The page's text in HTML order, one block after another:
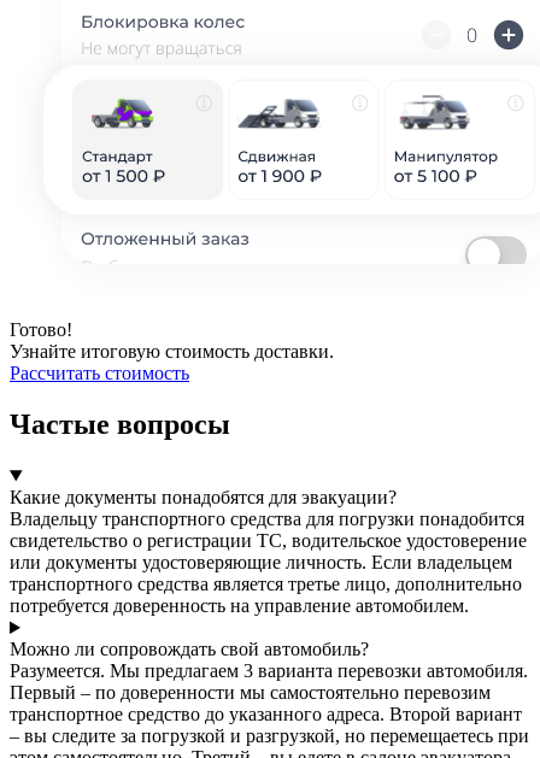
Готово!
Узнайте итоговую стоимость доставки.
Рассчитать стоимость
Частые вопросы
Какие документы понадобятся для эвакуации?
Владельцу транспортного средства для погрузки понадобится
свидетельство о регистрации ТС, водительское удостоверение
или документы удостоверяющие личность. Если владельцем
транспортного средства является третье лицо, дополнительно
потребуется доверенность на управление автомобилем.
Можно ли сопровождать свой автомобиль?
Разумеется. Мы предлагаем 3 варианта перевозки автомобиля.
Первый – по доверенности мы самостоятельно перевозим
транспортное средство до указанного адреса. Второй вариант
– вы следите за погрузкой и разгрузкой, но перемещаетесь при